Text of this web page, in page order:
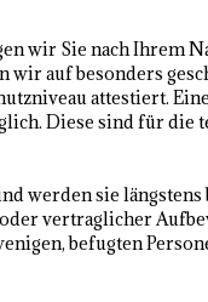
wir Sie nach Ihrem
auf besonders
attestiert.
Diese sind für die
sie längstens
vertraglicher
befugten